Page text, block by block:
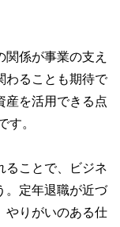
係が事業の支え
わることも期待で
産を活用できる点
す。
ることで、ビジネ
。定年退職が近づ
やりがいのある仕